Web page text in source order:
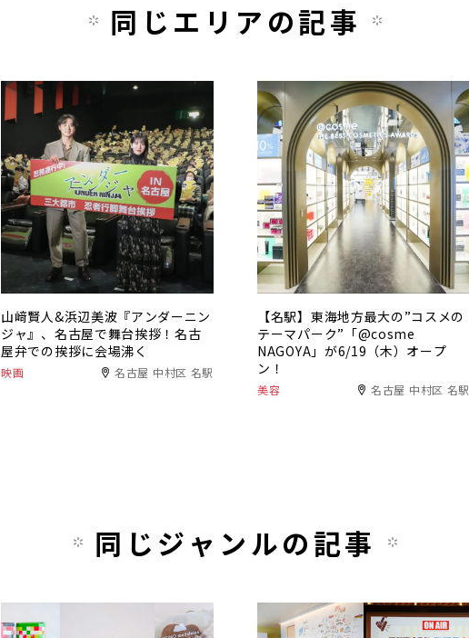
同じエリアの記事
山﨑賢人&浜辺美波『アンダーニン
ジャ』、名古屋で舞台挨拶！名古
屋弁での挨拶に会場沸く
映画 名古屋 中村区 名駅
【名駅】東海地方最大の”コスメの
テーマパーク”「@cosme
NAGOYA」が6/19（木）オープ
ン！
美容 名古屋 中村区 名駅
同じジャンルの記事